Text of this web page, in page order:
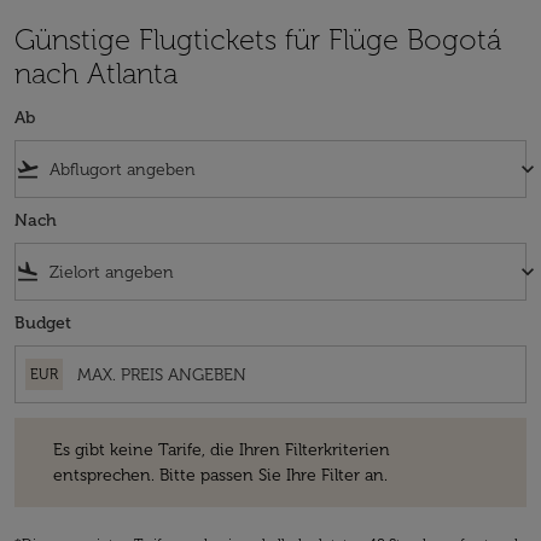
Günstige Flugtickets für Flüge Bogotá
nach Atlanta
Ab
flight_takeoff keyboard_arrow_down
Nach
flight_land keyboard_arrow_down
Budget
EUR
Es gibt keine Tarife, die Ihren Filterkriterien
entsprechen. Bitte passen Sie Ihre Filter an.